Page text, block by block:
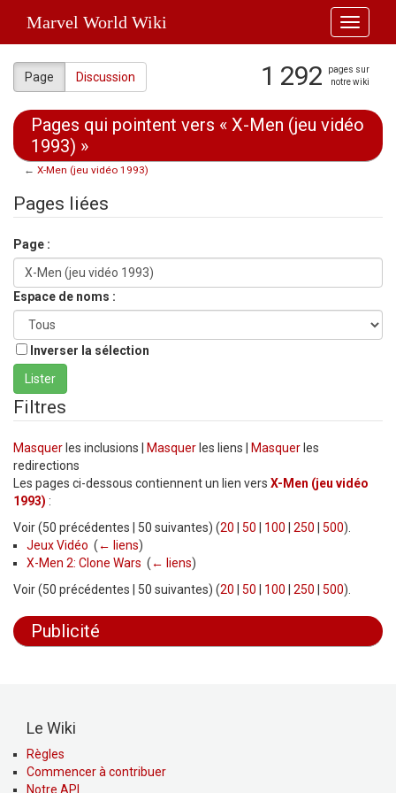
Toggle
Marvel World Wiki
Page Discussion 1 292
pages sur
notre wiki
Pages qui pointent vers « X-Men (jeu vidéo
1993) »
← X-Men (jeu vidéo 1993)
Pages liées
Page :
Espace de noms :
Inverser la sélection
Filtres
Masquer les inclusions | Masquer les liens | Masquer les
redirections
Les pages ci-dessous contiennent un lien vers X-Men (jeu vidéo
1993) :
Voir (50 précédentes | 50 suivantes) (20 50 100 250 500).
Jeux Vidéo ( ← liens)
X-Men 2: Clone Wars ( ← liens)
Voir (50 précédentes | 50 suivantes) (20 50 100 250 500).
Publicité
Le Wiki
Règles
Commencer à contribuer
Notre API